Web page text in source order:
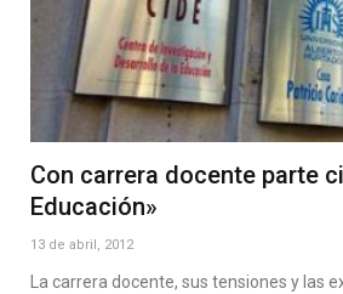
Con carrera docente parte
Educación»
13 de abril, 2012
La carrera docente, sus tensiones y las